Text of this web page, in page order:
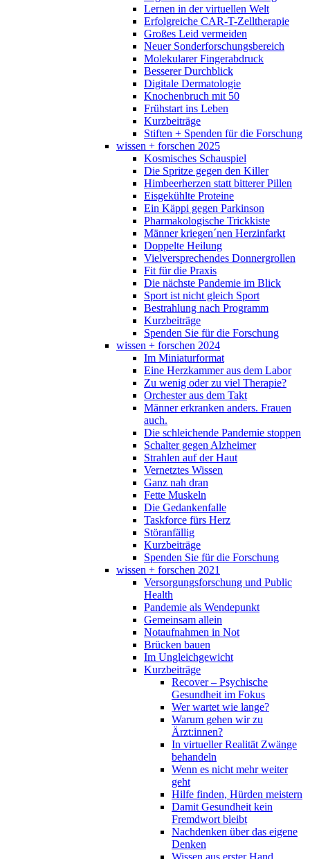
Lernen in der virtuellen Welt
Erfolgreiche CAR-T-Zelltherapie
Großes Leid vermeiden
Neuer Sonderforschungsbereich
Molekularer Fingerabdruck
Besserer Durchblick
Digitale Dermatologie
Knochenbruch mit 50
Frühstart ins Leben
Kurzbeiträge
Stiften + Spenden für die Forschung
wissen + forschen 2025
Kosmisches Schauspiel
Die Spritze gegen den Killer
Himbeerherzen statt bitterer Pillen
Eisgekühlte Proteine
Ein Käppi gegen Parkinson
Pharmakologische Trickkiste
Männer kriegen´nen Herzinfarkt
Doppelte Heilung
Vielversprechendes Donnergrollen
Fit für die Praxis
Die nächste Pandemie im Blick
Sport ist nicht gleich Sport
Bestrahlung nach Programm
Kurzbeiträge
Spenden Sie für die Forschung
wissen + forschen 2024
Im Miniaturformat
Eine Herzkammer aus dem Labor
Zu wenig oder zu viel Therapie?
Orchester aus dem Takt
Männer erkranken anders. Frauen
auch.
Die schleichende Pandemie stoppen
Schalter gegen Alzheimer
Strahlen auf der Haut
Vernetztes Wissen
Ganz nah dran
Fette Muskeln
Die Gedankenfalle
Taskforce fürs Herz
Störanfällig
Kurzbeiträge
Spenden Sie für die Forschung
wissen + forschen 2021
Versorgungsforschung und Public
Health
Pandemie als Wendepunkt
Gemeinsam allein
Notaufnahmen in Not
Brücken bauen
Im Ungleichgewicht
Kurzbeiträge
Recover – Psychische
Gesundheit im Fokus
Wer wartet wie lange?
Warum gehen wir zu
Ärzt:innen?
In virtueller Realität Zwänge
behandeln
Wenn es nicht mehr weiter
geht
Hilfe finden, Hürden meistern
Damit Gesundheit kein
Fremdwort bleibt
Nachdenken über das eigene
Denken
Wissen aus erster Hand